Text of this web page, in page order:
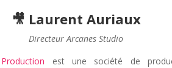
🎥 Laurent Auriaux
Directeur Arcanes Studio
est une société de